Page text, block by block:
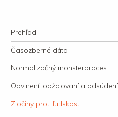
justície
Navigation
Skip to content
Prehľad
Časozberné dáta
Normalizačný monsterproces
Obvinení, obžalovaní a odsúdení
Zločiny proti ľudskosti